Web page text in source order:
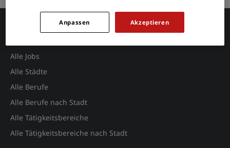
Alle Jobs
Alle Städte
Alle Berufe
Alle Berufe nach Stadt
Alle Tätigkeitsbereiche
Alle Tätigkeitsbereiche nach Stadt
Akzeptieren
Anpassen